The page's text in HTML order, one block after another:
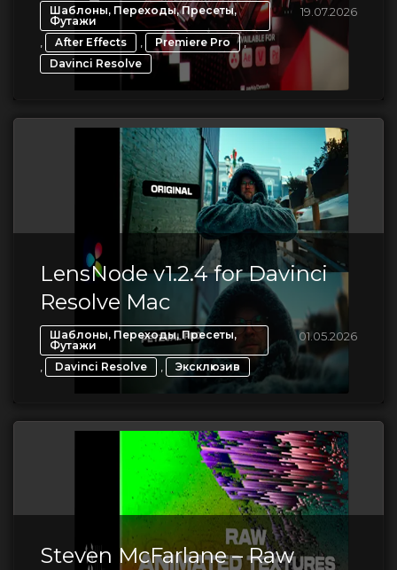
Шаблоны, Переходы, Пресеты,
Футажи
, After Effects , Premiere Pro ,
Davinci Resolve
19.07.2026
LensNode v1.2.4 for Davinci
Resolve Mac
Шаблоны, Переходы, Пресеты,
Футажи
, Davinci Resolve , Эксклюзив
01.05.2026
Steven McFarlane – Raw